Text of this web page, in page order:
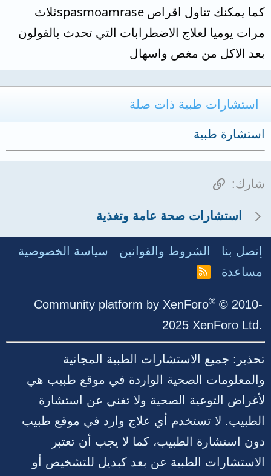
كما يمكنك تناول اقراص spasmoamraseثلاث
مرات يوميا لعلاج الاضطرابات التي تحدث بالقولون
بعد الاكل من مغص واسهال
استشارات طبية ذات صلة
استشارة طبية
شارك: الرابط
استشارات صحة عامة وتغذية
إتصل بنا الشروط والقوانين
سياسة الخصوصية
مساعدة
R
S
Community platform by XenForo® © 2010-
2025 XenForo Ltd.
تحذير: جميع الاستشارات الطبية المجانية
والمعلومات الصحية الواردة في موقع طبيب هي
لأغراض التوعية الصحية ولا تغني عن استشارة
الطبيب. لا تستخدم أي علاج وارد في موقع طبيب
دون استشارة الطبيب، كما لا يجب أن تعتبر
الاستشارات الطبية عن بعد كبديل للتشخيص أو